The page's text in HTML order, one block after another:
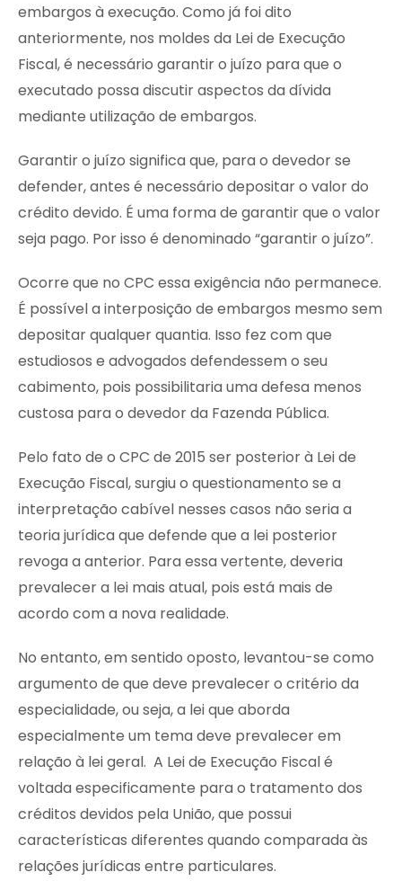
embargos à execução. Como já foi dito
anteriormente, nos moldes da Lei de Execução
Fiscal, é necessário garantir o juízo para que o
executado possa discutir aspectos da dívida
mediante utilização de embargos.
Garantir o juízo significa que, para o devedor se
defender, antes é necessário depositar o valor do
crédito devido. É uma forma de garantir que o valor
seja pago. Por isso é denominado “garantir o juízo”.
Ocorre que no CPC essa exigência não permanece.
É possível a interposição de embargos mesmo sem
depositar qualquer quantia. Isso fez com que
estudiosos e advogados defendessem o seu
cabimento, pois possibilitaria uma defesa menos
custosa para o devedor da Fazenda Pública.
Pelo fato de o CPC de 2015 ser posterior à Lei de
Execução Fiscal, surgiu o questionamento se a
interpretação cabível nesses casos não seria a
teoria jurídica que defende que a lei posterior
revoga a anterior. Para essa vertente, deveria
prevalecer a lei mais atual, pois está mais de
acordo com a nova realidade.
No entanto, em sentido oposto, levantou-se como
argumento de que deve prevalecer o critério da
especialidade, ou seja, a lei que aborda
especialmente um tema deve prevalecer em
relação à lei geral. A Lei de Execução Fiscal é
voltada especificamente para o tratamento dos
créditos devidos pela União, que possui
características diferentes quando comparada às
relações jurídicas entre particulares.